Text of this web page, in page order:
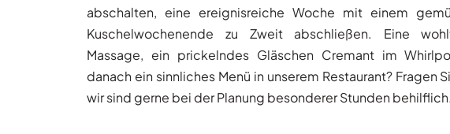
abschalten, eine ereignisreiche Woche mit einem
Kuschelwochenende zu Zweit abschließen. Eine
Massage, ein prickelndes Gläschen Cremant im
danach ein sinnliches Menü in unserem Restaurant? Fragen
wir sind gerne bei der Planung besonderer Stunden behilflich.